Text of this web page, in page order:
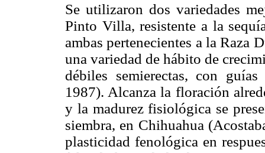
Se utilizaron dos variedades
Pinto Villa, resistente a la
ambas pertenecientes a la Raza
una variedad de hábito de
débiles semierectas, con
1987). Alcanza la floración
y la madurez fisiológica se
siembra, en Chihuahua
plasticidad fenológica en